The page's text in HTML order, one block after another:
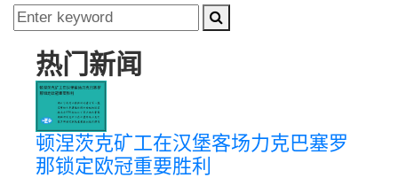
热门新闻
顿涅茨克矿工在汉堡客场力克巴塞罗
那锁定欧冠重要胜利